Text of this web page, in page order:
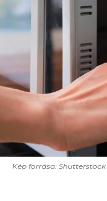
Kép forrása: Shutterstock